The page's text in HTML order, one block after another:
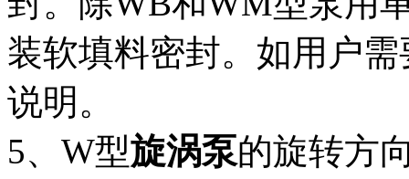
装软填料密封。如用户
说明。
5、W型旋涡泵的旋转方